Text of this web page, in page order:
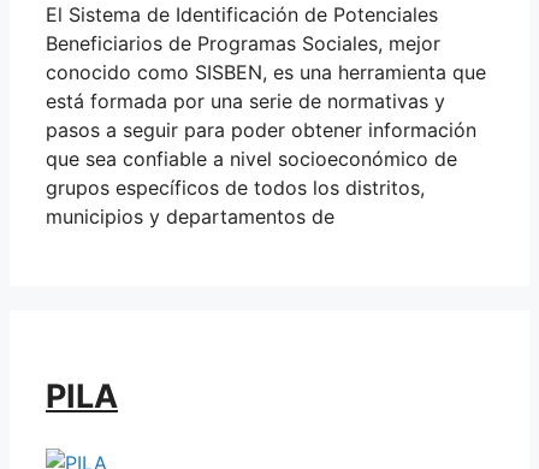
El Sistema de Identificación de Potenciales
Beneficiarios de Programas Sociales, mejor
conocido como SISBEN, es una herramienta que
está formada por una serie de normativas y
pasos a seguir para poder obtener información
que sea confiable a nivel socioeconómico de
grupos específicos de todos los distritos,
municipios y departamentos de
PILA